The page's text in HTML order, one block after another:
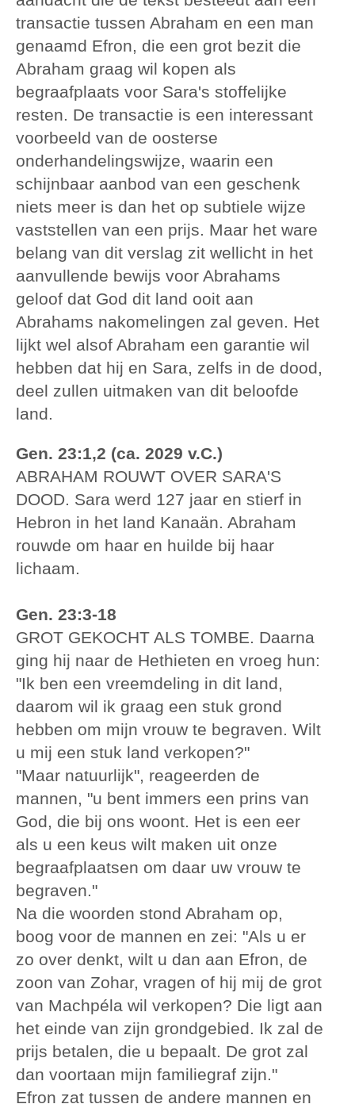
transactie tussen Abraham en een man
genaamd Efron, die een grot bezit die
Abraham graag wil kopen als
begraafplaats voor Sara's stoffelijke
resten. De transactie is een interessant
voorbeeld van de oosterse
onderhandelingswijze, waarin een
schijnbaar aanbod van een geschenk
niets meer is dan het op subtiele wijze
vaststellen van een prijs. Maar het ware
belang van dit verslag zit wellicht in het
aanvullende bewijs voor Abrahams
geloof dat God dit land ooit aan
Abrahams nakomelingen zal geven. Het
lijkt wel alsof Abraham een garantie wil
hebben dat hij en Sara, zelfs in de dood,
deel zullen uitmaken van dit beloofde
land.
Gen. 23:1,2 (ca. 2029 v.C.)
ABRAHAM ROUWT OVER SARA'S
DOOD. Sara werd 127 jaar en stierf in
Hebron in het land Kanaän. Abraham
rouwde om haar en huilde bij haar
lichaam.
Gen. 23:3-18
GROT GEKOCHT ALS TOMBE. Daarna
ging hij naar de Hethieten en vroeg hun:
"Ik ben een vreemdeling in dit land,
daarom wil ik graag een stuk grond
hebben om mijn vrouw te begraven. Wilt
u mij een stuk land verkopen?"
"Maar natuurlijk", reageerden de
mannen, "u bent immers een prins van
God, die bij ons woont. Het is een eer
als u een keus wilt maken uit onze
begraafplaatsen om daar uw vrouw te
begraven."
Na die woorden stond Abraham op,
boog voor de mannen en zei: "Als u er
zo over denkt, wilt u dan aan Efron, de
zoon van Zohar, vragen of hij mij de grot
van Machpéla wil verkopen? Die ligt aan
het einde van zijn grondgebied. Ik zal de
prijs betalen, die u bepaalt. De grot zal
dan voortaan mijn familiegraf zijn."
Efron zat tussen de andere mannen en